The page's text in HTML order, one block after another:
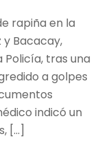
rapiña en la
Bacacay,
Policía, tras una
a golpes
indicó un
[…]